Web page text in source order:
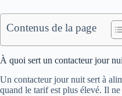
Contenus de la page
À quoi sert un contacteur jour
Un contacteur jour nuit sert à
quand le tarif est plus élevé. Il